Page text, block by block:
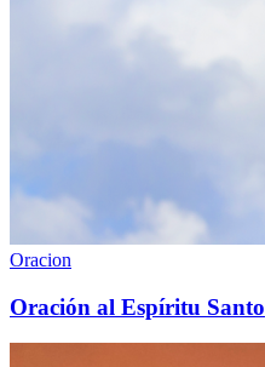
Oracion
Oración al Espíritu Santo